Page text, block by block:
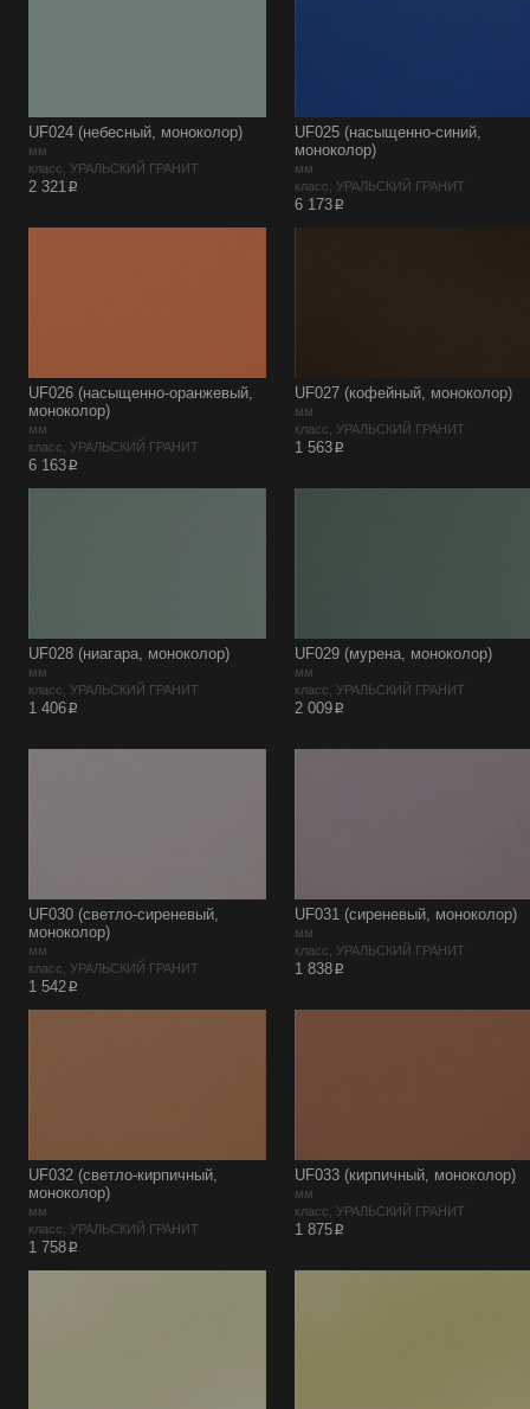
UF024 (небесный, моноколор)
мм
класс, УРАЛЬСКИЙ ГРАНИТ
2 321p
UF025 (насыщенно-синий,
моноколор)
мм
класс, УРАЛЬСКИЙ ГРАНИТ
6 173p
UF026 (насыщенно-оранжевый,
моноколор)
мм
класс, УРАЛЬСКИЙ ГРАНИТ
6 163p
UF027 (кофейный, моноколор)
мм
класс, УРАЛЬСКИЙ ГРАНИТ
1 563p
UF028 (ниагара, моноколор)
мм
класс, УРАЛЬСКИЙ ГРАНИТ
1 406p
UF029 (мурена, моноколор)
мм
класс, УРАЛЬСКИЙ ГРАНИТ
2 009p
UF030 (светло-сиреневый,
моноколор)
мм
класс, УРАЛЬСКИЙ ГРАНИТ
1 542p
UF031 (сиреневый, моноколор)
мм
класс, УРАЛЬСКИЙ ГРАНИТ
1 838p
UF032 (светло-кирпичный,
моноколор)
мм
класс, УРАЛЬСКИЙ ГРАНИТ
1 758p
UF033 (кирпичный, моноколор)
мм
класс, УРАЛЬСКИЙ ГРАНИТ
1 875p